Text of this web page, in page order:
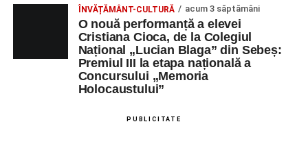
Orele 17.00–20.00
– Antrenamente libere pe traseul de
Centrul Cultural „Lucian Blaga”
Sebeș – Sala de spectacole
– Proiecție cinematografică:
ÎNVĂȚĂMÂNT-CULTURĂ acum 3 săptămâni
O nouă performanță a elevei
Cristiana Cioca, de la Colegiul
Național „Lucian Blaga” din Sebeș:
Premiul III la etapa națională a
Concursului „Memoria
Holocaustului”
PUBLICITATE